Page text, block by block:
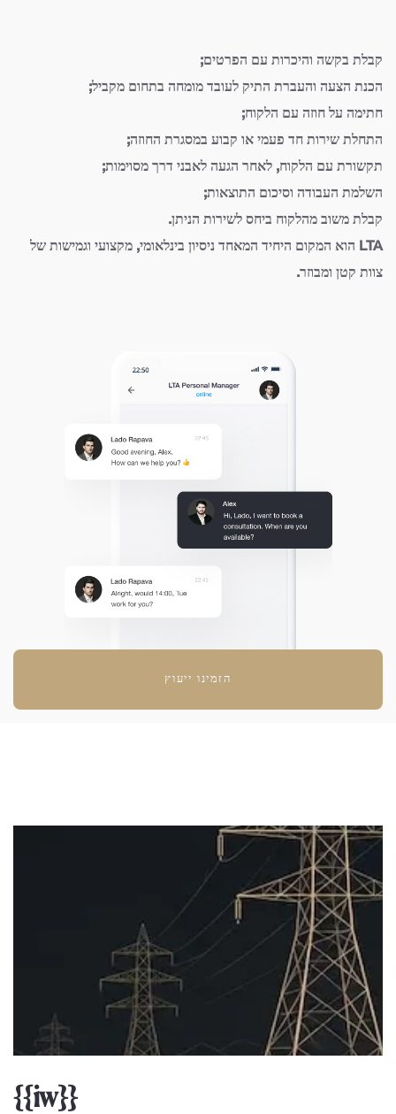
קבלת בקשה והיכרות עם הפרטים;
הכנת הצעה והעברת התיק לעובד מומחה בתחום מקביל;
חתימה על חוזה עם הלקוח;
התחלת שירות חד פעמי או קבוע במסגרת החוזה;
תקשורת עם הלקוח, לאחר הגעה לאבני דרך מסוימות;
השלמת העבודה וסיכום התוצאות;
קבלת משוב מהלקוח ביחס לשירות הניתן.
LTA הוא המקום היחיד המאחד ניסיון בינלאומי, מקצועי וגמישות של
צוות קטן ומבוזר.
הזמינו ייעוץ
{{iw}}